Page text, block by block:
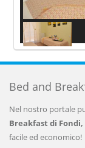
Bed and
Nel nostro portale
Breakfast di
facile ed economico!